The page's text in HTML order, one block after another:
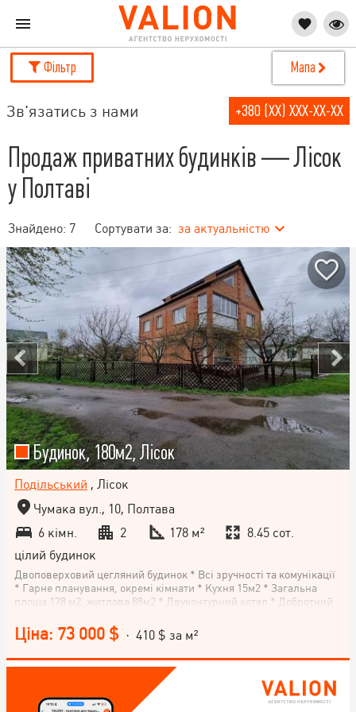
Фільтр Мапа
Зв'язатись з нами +380 (XX) XXX-XX-XX
Продаж приватних будинків — Лісок
у Полтаві
Знайдено: 7 Сортувати за: за актуальністю
Будинок, 180м2, Лісок
Подільський , Лісок
Чумака вул., 10, Полтава
6 кімн.
2 178 м²
8.45 сот.
цілий будинок
Двоповерховий цегляний будинок * Всі зручності та комунікації
* Гарне планування, окремі кімнати * Кухня 15м2 * Загальна
площа 178 м2, житлова 88м2 * Двуконтурний котел * Добротний
* Доглянута, огороджена, рівна ділянка * Поряд ліс, річка та
озеро * До зупинки та магазинів 5 хв пішки * Зручний під'їзд до
будинку
Ціна: 73 000 $ · 410 $ за м²